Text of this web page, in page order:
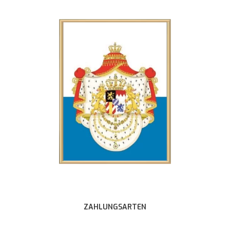
ZAHLUNGSARTEN